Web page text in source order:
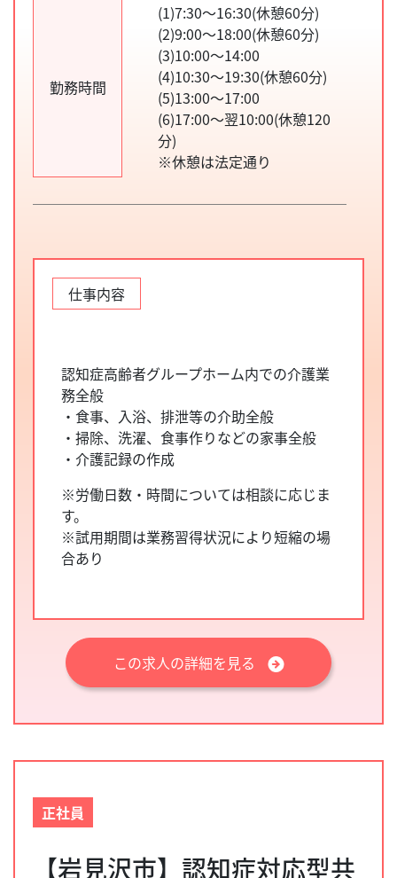
勤務時間
(1)7:30～16:30(休憩60分)
(2)9:00～18:00(休憩60分)
(3)10:00～14:00
(4)10:30～19:30(休憩60分)
(5)13:00～17:00
(6)17:00～翌10:00(休憩120
分)
※休憩は法定通り
仕事内容
認知症高齢者グループホーム内での介護業
務全般
・食事、入浴、排泄等の介助全般
・掃除、洗濯、食事作りなどの家事全般
・介護記録の作成
※労働日数・時間については相談に応じま
す。
※試用期間は業務習得状況により短縮の場
合あり
この求人の詳細を見る
正社員
【岩見沢市】認知症対応型共